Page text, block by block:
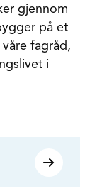
gjennom
på et
fagråd,
i